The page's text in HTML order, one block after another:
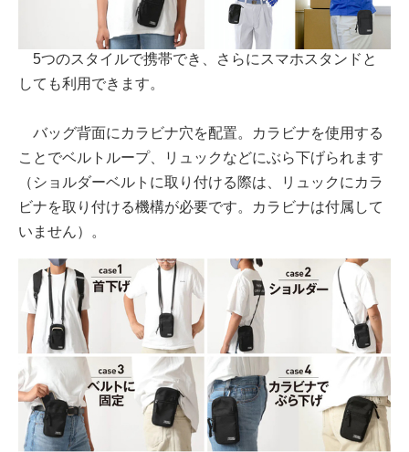
5つのスタイルで携帯でき、さらにスマホスタンドと
しても利用できます。
バッグ背面にカラビナ穴を配置。カラビナを使用する
ことでベルトループ、リュックなどにぶら下げられます
（ショルダーベルトに取り付ける際は、リュックにカラ
ビナを取り付ける機構が必要です。カラビナは付属して
いません）。